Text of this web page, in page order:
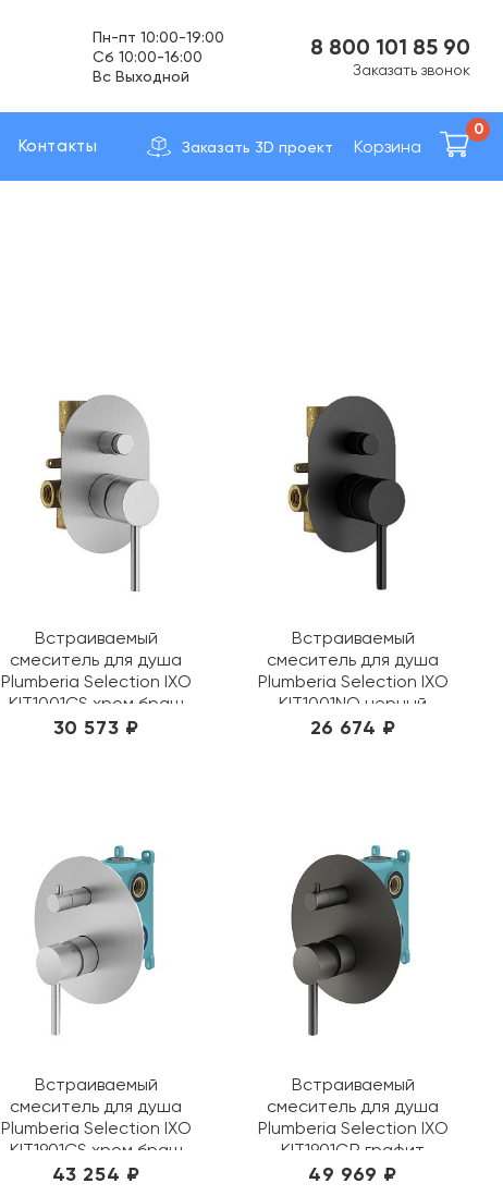
Вс Выходной
8 800 101 85 90
Заказать звонок
Контакты Заказать 3D проект Корзина
0
Встраиваемый
смеситель для душа
Plumberia Selection IXO
KIT1001CS хром браш
30 573 ₽
Встраиваемый
смеситель для душа
Plumberia Selection IXO
KIT1001NO черный
26 674 ₽
Встраиваемый
смеситель для душа
Plumberia Selection IXO
KIT1901CS хром браш
43 254 ₽
Встраиваемый
смеситель для душа
Plumberia Selection IXO
KIT1901GR графит
49 969 ₽